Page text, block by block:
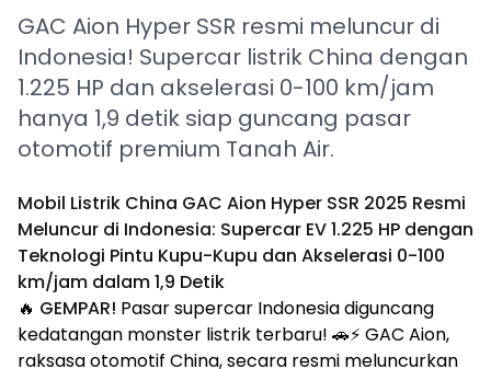
GAC Aion Hyper SSR resmi meluncur di
Indonesia! Supercar listrik China dengan
1.225 HP dan akselerasi 0-100 km/jam
hanya 1,9 detik siap guncang pasar
otomotif premium Tanah Air.
Mobil Listrik China GAC Aion Hyper SSR 2025 Resmi
Meluncur di Indonesia: Supercar EV 1.225 HP dengan
Teknologi Pintu Kupu-Kupu dan Akselerasi 0-100
km/jam dalam 1,9 Detik
🔥 GEMPAR! Pasar supercar Indonesia diguncang
kedatangan monster listrik terbaru! 🚗⚡ GAC Aion,
raksasa otomotif China, secara resmi meluncurkan